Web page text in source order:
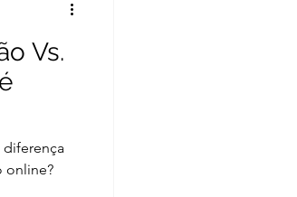
Vs.
online?